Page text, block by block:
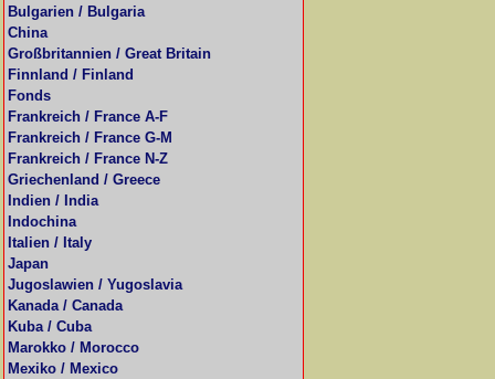
Bulgarien / Bulgaria
China
Großbritannien / Great Britain
Finnland / Finland
Fonds
Frankreich / France A-F
Frankreich / France G-M
Frankreich / France N-Z
Griechenland / Greece
Indien / India
Indochina
Italien / Italy
Japan
Jugoslawien / Yugoslavia
Kanada / Canada
Kuba / Cuba
Marokko / Morocco
Mexiko / Mexico